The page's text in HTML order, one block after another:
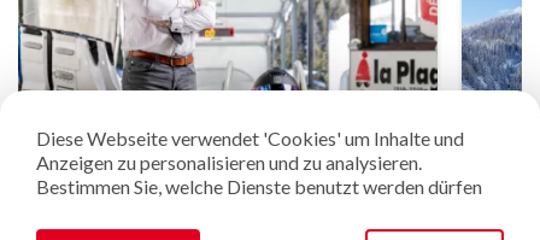
Diese Webseite verwendet 'Cookies' um Inhalte und
Anzeigen zu personalisieren und zu analysieren.
Bestimmen Sie, welche Dienste benutzt werden dürfen